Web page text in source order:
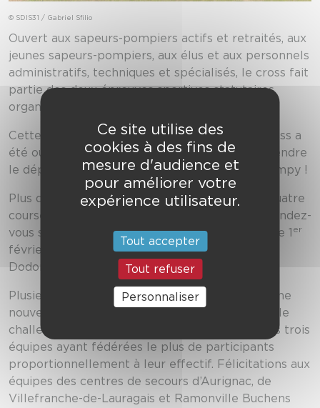
© SDIS31 / Gabriel Sfilio
Ouvert aux sapeurs-pompiers actifs et retraités, aux
jeunes sapeurs-pompiers, aux élus et aux personnels
administratifs, techniques et spécialisés, le cross fait
partie des deux épreuves sportives statutaires
organisées par les SDIS.
Cette année, pour la toute première fois, le cross a
été ouvert aux enfants. Ces derniers ont pu prendre
le départ d’une course de 600 mètres avec Pompy !
Plus de 300 coureurs ont participé à une des quatre
courses prévues au programme. Le prochain rendez-
vous sera l’épreuve régionale qui se déroulera le 1 er
février 2020 au complexe sportif de L’Isle-en-
Dodon.
Plusieurs récompenses ont été remises, dont une
nouvelle qui a fait son apparition cette année : le
challenge de la participation. Il récompense les trois
équipes ayant fédérées le plus de participants
proportionnellement à leur effectif. Félicitations aux
équipes des centres de secours d’Aurignac, de
Villefranche-de-Lauragais et Ramonville Buchens
Ce site utilise des
cookies à des fins de
mesure d'audience et
pour améliorer votre
expérience utilisateur.
Tout accepter
Tout refuser
Personnaliser